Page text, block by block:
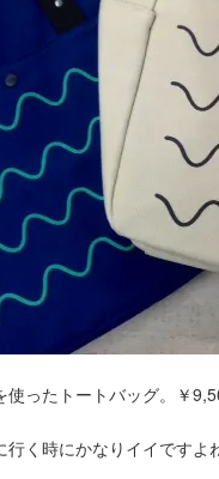
ったトートバッグ。￥
行く時にかなりイイですよ